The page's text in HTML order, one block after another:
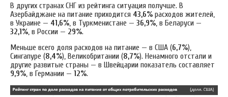
В других странах СНГ из рейтинга ситуация получше. В
Азербайджане на питание приходится 43,6% расходов жителей,
в Украине — 41,6%, в Туркменистане — 36,9%, в Беларуси —
32,1%, в России — 29%.
Меньше всего доля расходов на питание — в США (6,7%),
Сингапуре (8,4%), Великобритании (8,7%). Ненамного отстали и
другие развитые страны — в Швейцарии показатель составляет
9,9%, в Германии — 12%.